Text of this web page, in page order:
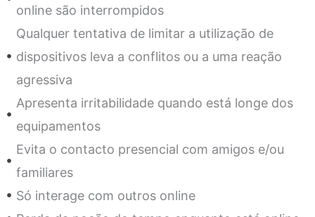
online são interrompidos
Qualquer tentativa de limitar a utilização de
dispositivos leva a conflitos ou a uma reação
agressiva
Apresenta irritabilidade quando está longe dos
equipamentos
Evita o contacto presencial com amigos e/ou
familiares
Só interage com outros online